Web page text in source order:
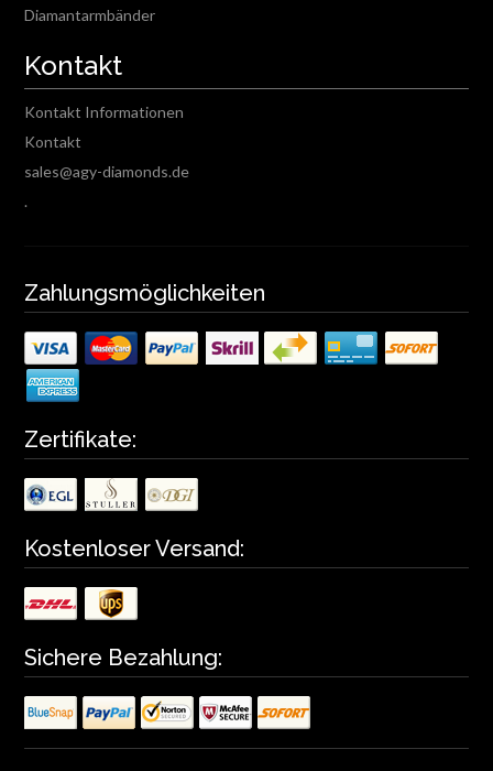
Diamantarmbänder
Kontakt
Kontakt Informationen
Kontakt
sales@agy-diamonds.de
.
Zahlungsmöglichkeiten
Zertifikate:
Kostenloser Versand:
Sichere Bezahlung: